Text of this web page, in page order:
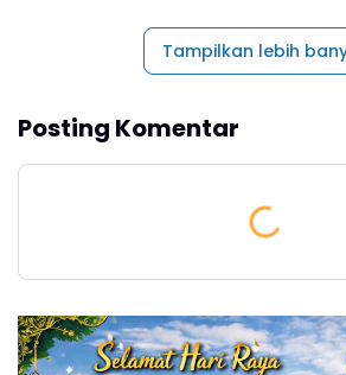
Tampilkan lebih
Posting Komentar